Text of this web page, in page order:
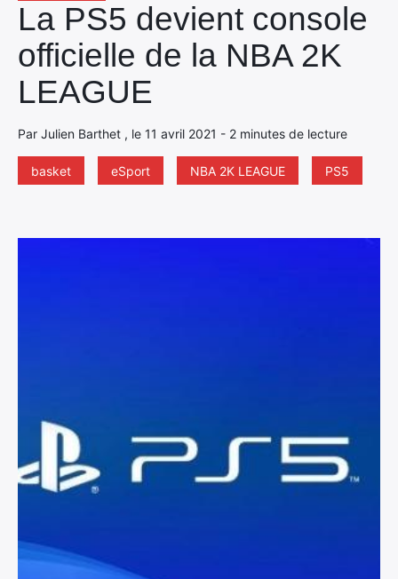
La PS5 devient console
officielle de la NBA 2K
LEAGUE
Par Julien Barthet , le 11 avril 2021 - 2 minutes de lecture
basket eSport NBA 2K LEAGUE PS5